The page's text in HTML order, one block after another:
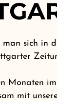
sich in
Monaten
mit